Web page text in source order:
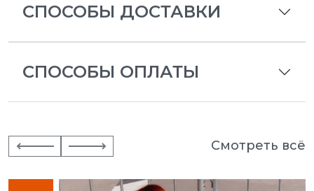
СПОСОБЫ ДОСТАВКИ
СПОСОБЫ ОПЛАТЫ
Смотреть всё